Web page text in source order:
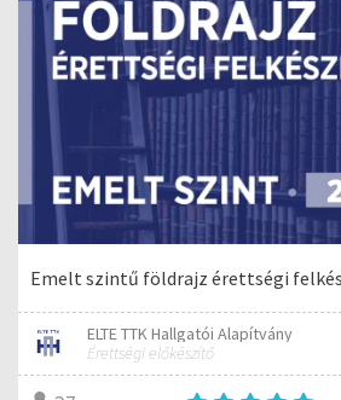
Emelt szintű földrajz érettségi
ELTE TTK Hallgatói Alapítvány
Érettségi előkészítő